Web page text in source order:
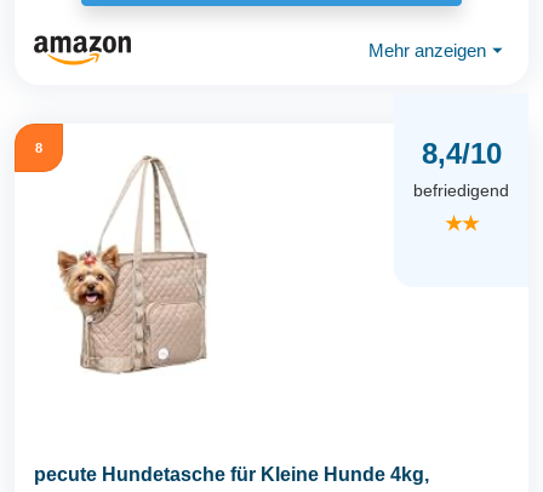
Mehr anzeigen ⏷
8 8,4/10
befriedigend
★★
pecute Hundetasche für Kleine Hunde 4kg,